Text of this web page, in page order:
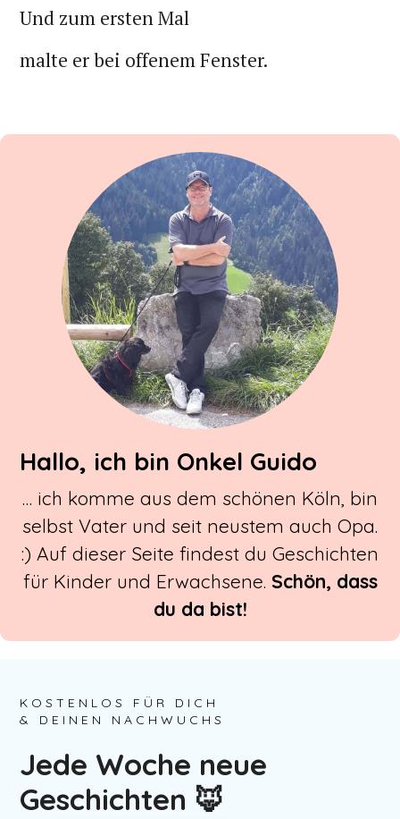
Und zum ersten Mal
malte er bei offenem Fenster.
Hallo, ich bin Onkel Guido
… ich komme aus dem schönen Köln, bin
selbst Vater und seit neustem auch Opa.
:) Auf dieser Seite findest du Geschichten
für Kinder und Erwachsene. Schön, dass
du da bist!
KOSTENLOS FÜR DICH
& DEINEN NACHWUCHS
Jede Woche neue
Geschichten 🦊